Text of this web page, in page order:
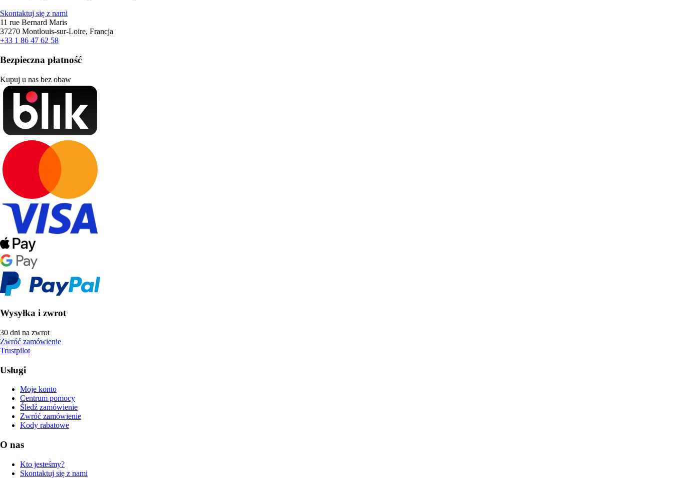
Skontaktuj się z nami
11 rue Bernard Maris
37270 Montlouis-sur-Loire, Francja
+33 1 86 47 62 58
Bezpieczna płatność
Kupuj u nas bez obaw
Wysyłka i zwrot
30 dni na zwrot
Zwróć zamówienie
Trustpilot
Usługi
Moje konto
Centrum pomocy
Śledź zamówienie
Zwróć zamówienie
Kody rabatowe
O nas
Kto jesteśmy?
Skontaktuj się z nami